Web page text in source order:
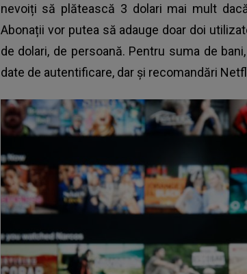
nevoiți să plătească 3 dolari mai mult
Abonații vor putea să adauge doar doi
de dolari, de persoană. Pentru suma de
date de autentificare, dar și recomandări